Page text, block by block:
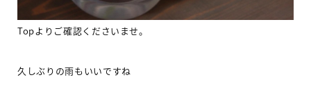
Topよりご確認くださいませ。
久しぶりの雨もいいですね